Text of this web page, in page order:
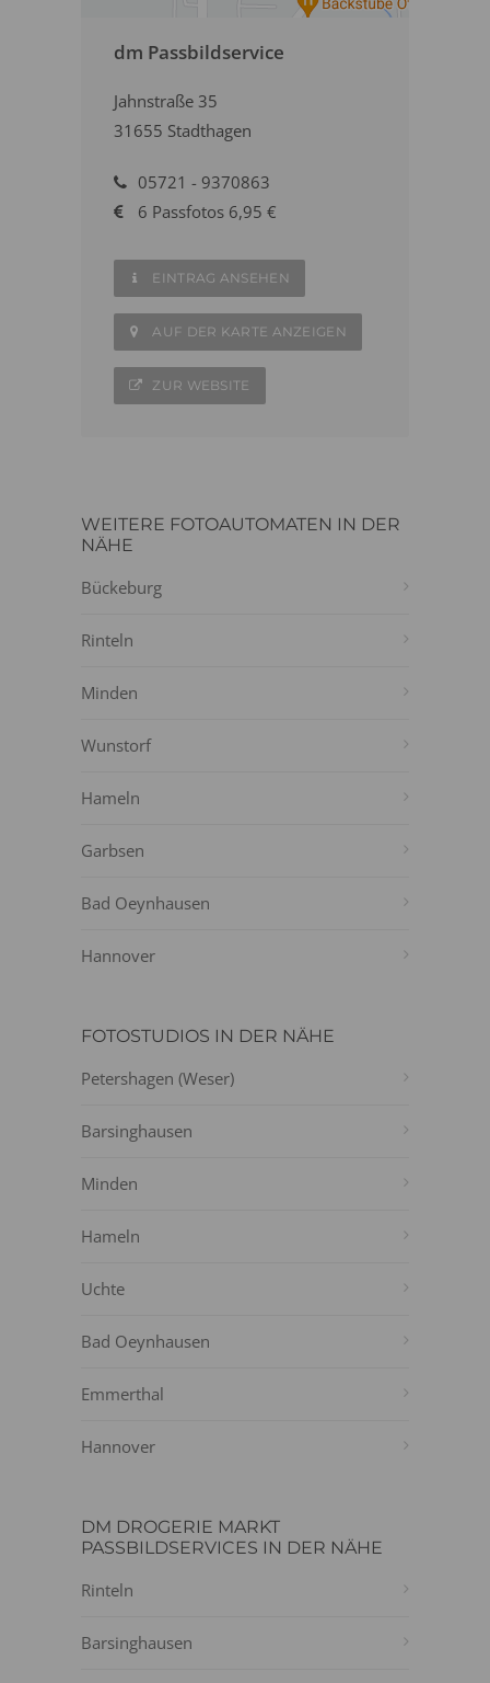
dm Passbildservice
Jahnstraße 35
31655 Stadthagen
05721 - 9370863
6 Passfotos 6,95 €
EINTRAG ANSEHEN
AUF DER KARTE ANZEIGEN
ZUR WEBSITE
WEITERE FOTOAUTOMATEN IN DER
NÄHE
Bückeburg
Rinteln
Minden
Wunstorf
Hameln
Garbsen
Bad Oeynhausen
Hannover
FOTOSTUDIOS IN DER NÄHE
Petershagen (Weser)
Barsinghausen
Minden
Hameln
Uchte
Bad Oeynhausen
Emmerthal
Hannover
DM DROGERIE MARKT
PASSBILDSERVICES IN DER NÄHE
Rinteln
Barsinghausen